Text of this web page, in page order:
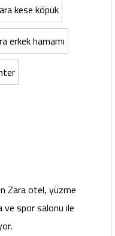
kese köpük
erkek hamamı
Zara otel, yüzme
ve spor salonu ile